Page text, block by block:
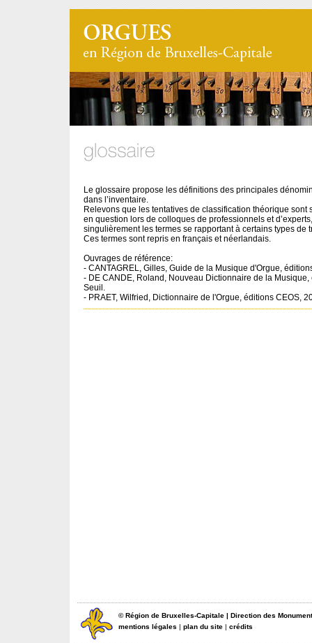
Le glossaire propose les définitions des principales
dans l’inventaire.
Relevons que les tentatives de classification théorique sont
en question lors de colloques de professionnels et
singulièrement les termes se rapportant à certains types de
Ces termes sont repris en français et néerlandais.
Ouvrages de référence:
- CANTAGREL, Gilles, Guide de la Musique d'Orgue,
- DE CANDE, Roland, Nouveau Dictionnaire de la Musique,
Seuil.
- PRAET, Wilfried, Dictionnaire de l'Orgue, éditions CEOS,
©Région de Bruxelles-Capitale | Direction des
mentions légales | plan du site | crédits